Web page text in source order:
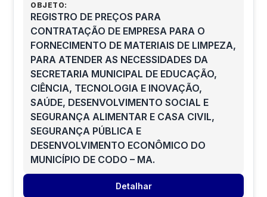
OBJETO:
REGISTRO DE PREÇOS PARA
CONTRATAÇÃO DE EMPRESA PARA O
FORNECIMENTO DE MATERIAIS DE LIMPEZA,
PARA ATENDER AS NECESSIDADES DA
SECRETARIA MUNICIPAL DE EDUCAÇÃO,
CIÊNCIA, TECNOLOGIA E INOVAÇÃO,
SAÚDE, DESENVOLVIMENTO SOCIAL E
SEGURANÇA ALIMENTAR E CASA CIVIL,
SEGURANÇA PÚBLICA E
DESENVOLVIMENTO ECONÔMICO DO
MUNICÍPIO DE CODO – MA.
Detalhar